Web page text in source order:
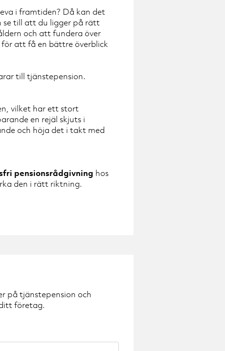
i framtiden? Då kan det
se till att du ligger på rätt
och att fundera över
att få en bättre överblick
till tjänstepension.
vilket har ett stort
en rejäl skjuts i
och höja det i takt med
pensionsrådgivning hos
den i rätt riktning.
på tjänstepension och
företag.